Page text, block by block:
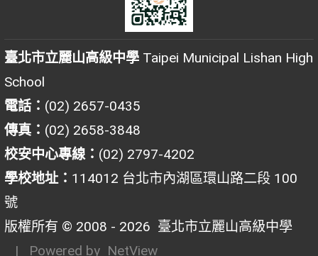
臺北市立麗山高級中學 Taipei Municipal Lishan High
School
電話： (02) 2657-0435
傳真： (02) 2658-3848
校安中心專線： (02) 2797-4202
學校地址： 114012 台北市內湖區環山路二段 100
號
版權所有 © 2008 - 2026 臺北市立麗山高級中學
| Powered by NetView